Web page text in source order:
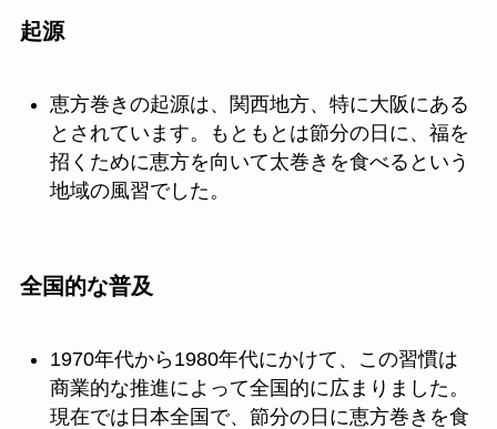
起源
恵方巻きの起源は、関西地方、特に大阪にある
とされています。もともとは節分の日に、福を
招くために恵方を向いて太巻きを食べるという
地域の風習でした。
全国的な普及
1970年代から1980年代にかけて、この習慣は
商業的な推進によって全国的に広まりました。
現在では日本全国で、節分の日に恵方巻きを食